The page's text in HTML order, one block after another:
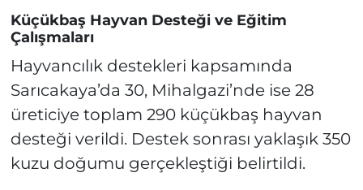
Küçükbaş Hayvan Desteği ve Eğitim
Çalışmaları
Hayvancılık destekleri kapsamında
Sarıcakaya’da 30, Mihalgazi’nde ise 28
üreticiye toplam 290 küçükbaş hayvan
desteği verildi. Destek sonrası yaklaşık 350
kuzu doğumu gerçekleştiği belirtildi.